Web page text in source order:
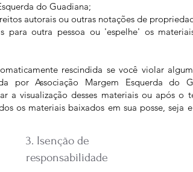
do Guadiana;
autorais ou outras notações de
para outra pessoa ou 'espelhe' os
rescindida se você violar
por Associação Margem Esquerda do
a visualização desses materiais ou após o
os materiais baixados em sua posse, seja
3. Isenção de
responsabilidade